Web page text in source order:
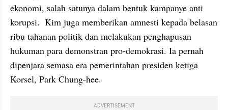
ekonomi, salah satunya dalam bentuk kampanye anti
korupsi.  Kim juga memberikan amnesti kepada belasan
ribu tahanan politik dan melakukan penghapusan
hukuman para demonstran pro-demokrasi. Ia pernah
dipenjara semasa era pemerintahan presiden ketiga
Korsel, Park Chung-hee.
ADVERTISEMENT